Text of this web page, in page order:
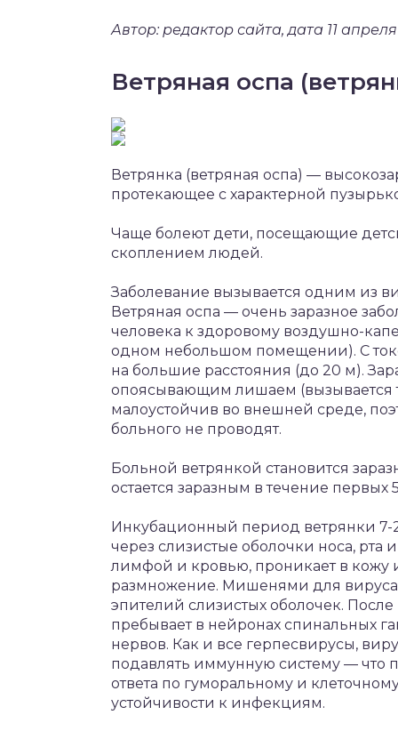
Автор: редактор сайта, дата 11
Ветряная оспа
Ветрянка (ветряная оспа) —
протекающее с характерной
Чаще болеют дети, посещающие
скоплением людей.
Заболевание вызывается одним из
Ветряная оспа — очень заразное
человека к здоровому воздушно-
одном небольшом помещении). С
на большие расстояния (до 20 м).
опоясывающим лишаем (вызывается
малоустойчив во внешней среде,
больного не проводят.
Больной ветрянкой становится
остается заразным в течение
Инкубационный период ветрянки 7-
через слизистые оболочки носа, рта
лимфой и кровью, проникает в кожу
размножение. Мишенями для
эпителий слизистых оболочек.
пребывает в нейронах спинальных
нервов. Как и все герпесвирусы,
подавлять иммунную систему — что
ответа по гуморальному и
устойчивости к инфекциям.